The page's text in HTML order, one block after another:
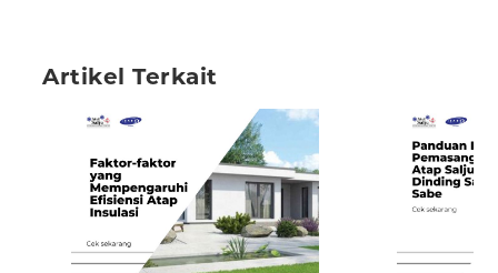
Artikel Terkait